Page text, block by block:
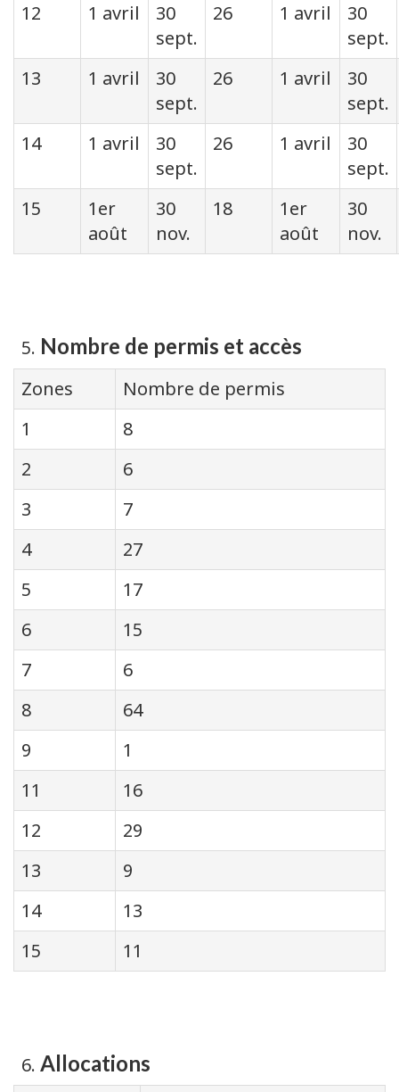
12
1 avril
30
sept.
26 1 avril
30
sept.
13
1 avril
30
sept.
26 1 avril
30
sept.
14
1 avril
30
sept.
26 1 avril
30
sept.
15
1er
août
30
nov.
18
1er
août
30
nov.
Nombre de permis et accès
Zones
Nombre de permis
1
8
2
6
3
7
4
27
5
17
6
15
7
6
8
64
9
1
11
16
12
29
13
9
14
13
15
11
Allocations